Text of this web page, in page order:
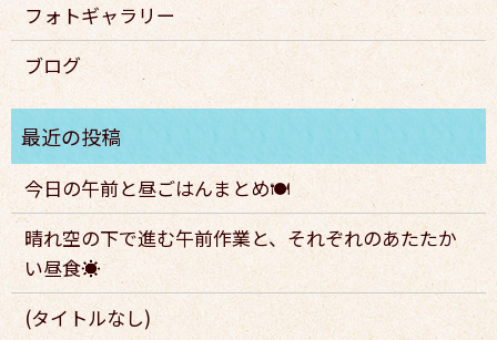
フォトギャラリー
ブログ
今日の午前と昼ごはんまとめ🍽️
晴れ空の下で進む午前作業と、それぞれのあたたか
い昼食☀️
(タイトルなし)